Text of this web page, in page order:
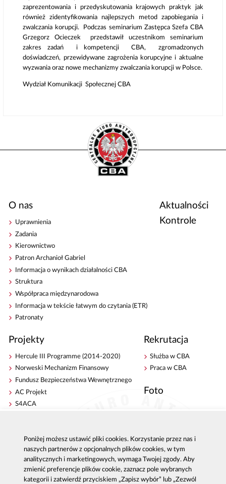
zaprezentowania i przedyskutowania krajowych praktyk jak
również zidentyfikowania najlepszych metod zapobiegania i
zwalczania korupcji. Podczas seminarium Zastępca Szefa CBA
Grzegorz Ocieczek przedstawił uczestnikom seminarium
zakres zadań i kompetencji CBA, zgromadzonych
doświadczeń, przewidywane zagrożenia korupcyjne i aktualne
wyzwania oraz nowe mechanizmy zwalczania korupcji w Polsce.
Wydział Komunikacji Społecznej CBA
O nas
Uprawnienia
Zadania
Kierownictwo
Patron Archanioł Gabriel
Informacja o wynikach działalności CBA
Struktura
Współpraca międzynarodowa
Informacja w tekście łatwym do czytania (ETR)
Patronaty
Aktualności
Kontrole
Projekty
Hercule III Programme (2014-2020)
Norweski Mechanizm Finansowy
Fundusz Bezpieczeństwa Wewnętrznego
AC Projekt
S4ACA
Rekrutacja
Służba w CBA
Praca w CBA
Foto
Publikacje
Strategie antykorupcyjne
Platforma e-learningowa
Centrala CBA w Warszawie
Delegatury CBA
Zgłoś korupcję
Dla mediów
Poniżej możesz ustawić pliki cookies. Korzystanie przez nas i
naszych partnerów z opcjonalnych plików cookies, w tym
analitycznych i marketingowych, wymaga Twojej zgody. Aby
zmienić preferencje plików cookie, zaznacz pole wybranych
kategorii i zatwierdź przyciskiem „Zapisz wybór” lub „Zezwól